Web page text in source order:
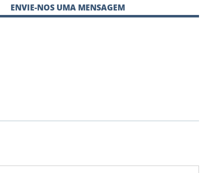
ENVIE-NOS UMA MENSAGEM